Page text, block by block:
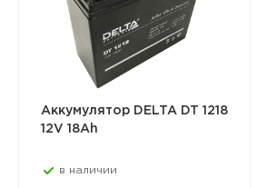
Аккумулятор DELTA DT 1218
12V 18Ah
в наличии